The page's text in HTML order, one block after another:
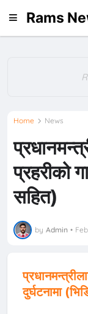
Rams
Home News
प्रहरीको
सहित)
by Admin •
दुर्घटनामा